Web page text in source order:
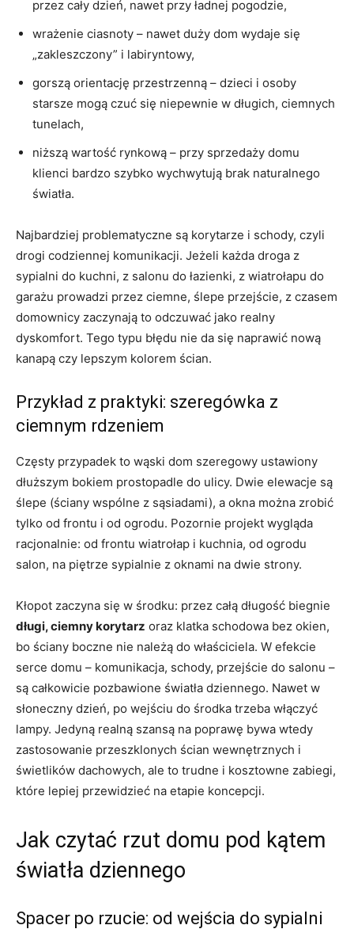
przez cały dzień, nawet przy ładnej pogodzie,
wrażenie ciasnoty – nawet duży dom wydaje się
„zakleszczony” i labiryntowy,
gorszą orientację przestrzenną – dzieci i osoby
starsze mogą czuć się niepewnie w długich, ciemnych
tunelach,
niższą wartość rynkową – przy sprzedaży domu
klienci bardzo szybko wychwytują brak naturalnego
światła.
Najbardziej problematyczne są korytarze i schody, czyli
drogi codziennej komunikacji. Jeżeli każda droga z
sypialni do kuchni, z salonu do łazienki, z wiatrołapu do
garażu prowadzi przez ciemne, ślepe przejście, z czasem
domownicy zaczynają to odczuwać jako realny
dyskomfort. Tego typu błędu nie da się naprawić nową
kanapą czy lepszym kolorem ścian.
Przykład z praktyki: szeregówka z
ciemnym rdzeniem
Częsty przypadek to wąski dom szeregowy ustawiony
dłuższym bokiem prostopadle do ulicy. Dwie elewacje są
ślepe (ściany wspólne z sąsiadami), a okna można zrobić
tylko od frontu i od ogrodu. Pozornie projekt wygląda
racjonalnie: od frontu wiatrołap i kuchnia, od ogrodu
salon, na piętrze sypialnie z oknami na dwie strony.
Kłopot zaczyna się w środku: przez całą długość biegnie
długi, ciemny korytarz oraz klatka schodowa bez okien,
bo ściany boczne nie należą do właściciela. W efekcie
serce domu – komunikacja, schody, przejście do salonu –
są całkowicie pozbawione światła dziennego. Nawet w
słoneczny dzień, po wejściu do środka trzeba włączyć
lampy. Jedyną realną szansą na poprawę bywa wtedy
zastosowanie przeszklonych ścian wewnętrznych i
świetlików dachowych, ale to trudne i kosztowne zabiegi,
które lepiej przewidzieć na etapie koncepcji.
Jak czytać rzut domu pod kątem
światła dziennego
Spacer po rzucie: od wejścia do sypialni